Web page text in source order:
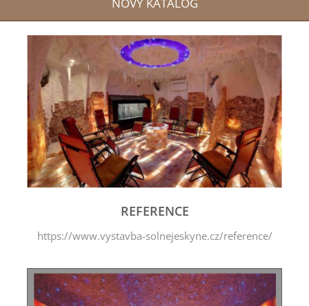
REFERENCE
https://www.vystavba-solnejeskyne.cz/reference/